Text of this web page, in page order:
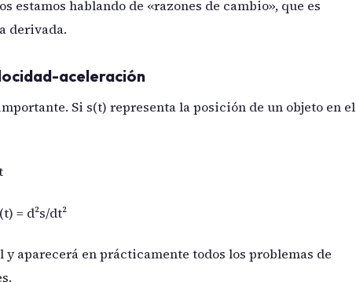
estamos hablando de «razones de cambio», que es
derivada.
aceleración
Si s(t) representa la posición de un objeto en el
= d²s/dt²
aparecerá en prácticamente todos los problemas de